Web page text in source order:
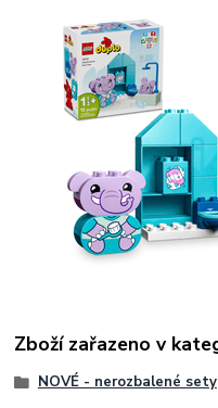
Zboží zařazeno v
NOVÉ - nerozbalené sety